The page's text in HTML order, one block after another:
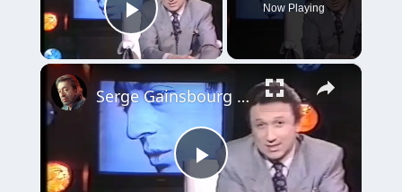
Play Video
Now Playing
×
Play
Serge Gainsbourg - hommage - le chanteur - 1991